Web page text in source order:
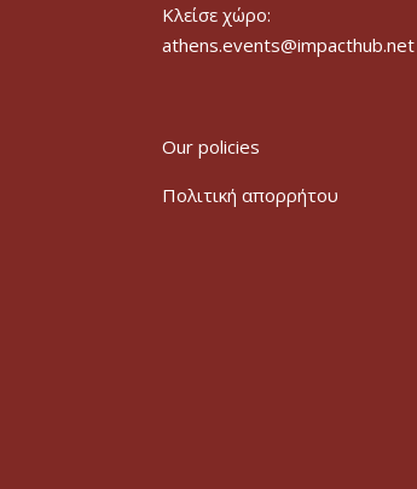
Κλείσε χώρο:
athens.events@impacthub.net
Our policies
Πολιτική απορρήτου